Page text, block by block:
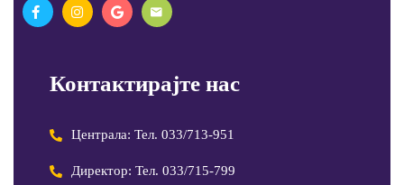
Контактирајте нас
Централа: Тел. 033/713-951
Директор: Тел. 033/715-799